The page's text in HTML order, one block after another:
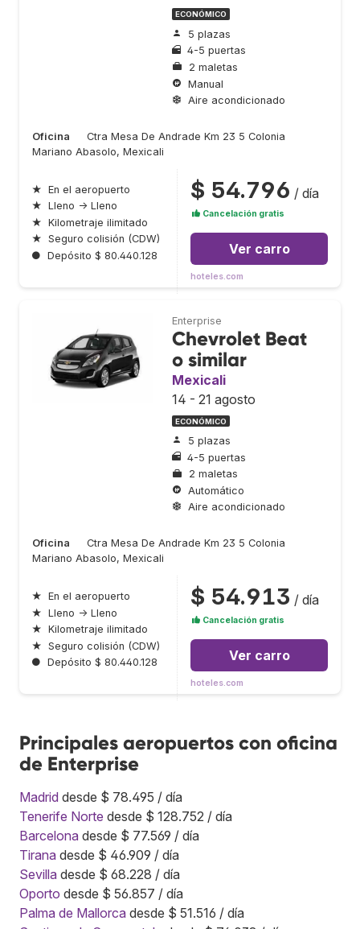
ECONÓMICO
5 plazas
4-5 puertas
2 maletas
Manual
Aire acondicionado
Oficina
Ctra Mesa De Andrade Km 23 5 Colonia
Mariano Abasolo, Mexicali
★ En el aeropuerto
★ Lleno → Lleno
★ Kilometraje ilimitado
★ Seguro colisión (CDW)
● Depósito $ 80.440.128
$ 54.796 / día
Cancelación gratis
Ver carro
hoteles.com
Enterprise
Chevrolet Beat
o similar
Mexicali
14 - 21 agosto
ECONÓMICO
5 plazas
4-5 puertas
2 maletas
Automático
Aire acondicionado
Oficina
Ctra Mesa De Andrade Km 23 5 Colonia
Mariano Abasolo, Mexicali
★ En el aeropuerto
★ Lleno → Lleno
★ Kilometraje ilimitado
★ Seguro colisión (CDW)
● Depósito $ 80.440.128
$ 54.913 / día
Cancelación gratis
Ver carro
hoteles.com
Principales aeropuertos con oficina
de Enterprise
Madrid desde $ 78.495 / día
Tenerife Norte desde $ 128.752 / día
Barcelona desde $ 77.569 / día
Tirana desde $ 46.909 / día
Sevilla desde $ 68.228 / día
Oporto desde $ 56.857 / día
Palma de Mallorca desde $ 51.516 / día